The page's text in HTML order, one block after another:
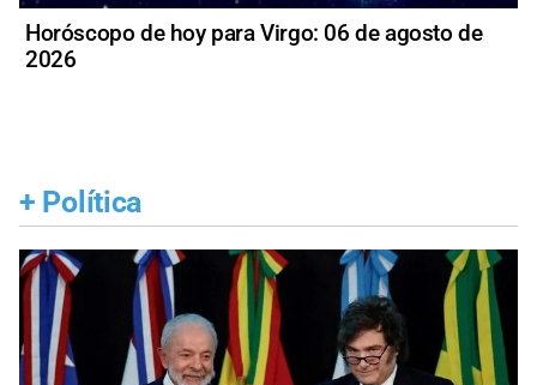
Horóscopo de hoy para Virgo: 06 de agosto de
2026
+ Política